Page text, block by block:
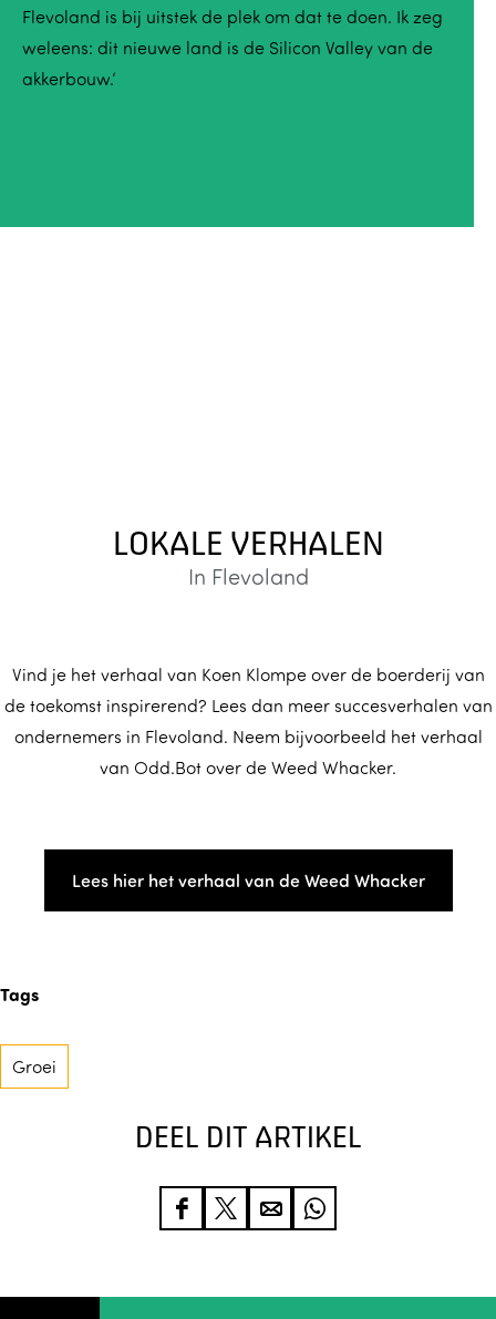
Flevoland is bij uitstek de plek om dat te doen. Ik zeg
weleens: dit nieuwe land is de Silicon Valley van de
akkerbouw.’
LOKALE VERHALEN
In Flevoland
Vind je het verhaal van Koen Klompe over de boerderij van
de toekomst inspirerend? Lees dan meer succesverhalen van
ondernemers in Flevoland. Neem bijvoorbeeld het verhaal
van Odd.Bot over de Weed Whacker.
Lees hier het verhaal van de Weed Whacker
Tags
Groei
DEEL DIT ARTIKEL
D
D
D
D